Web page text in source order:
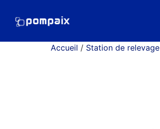
Accueil / Station de relevage